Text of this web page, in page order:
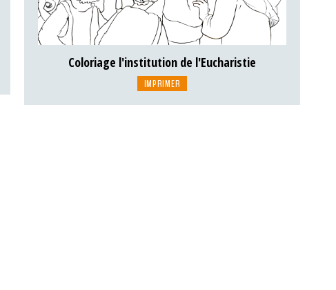
Coloriage l'institution de l'Eucharistie
IMPRIMER